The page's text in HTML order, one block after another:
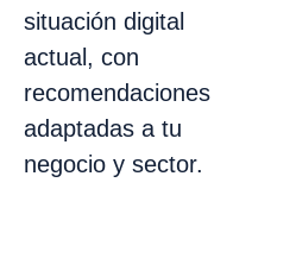
situación digital
actual, con
recomendaciones
adaptadas a tu
negocio y sector.